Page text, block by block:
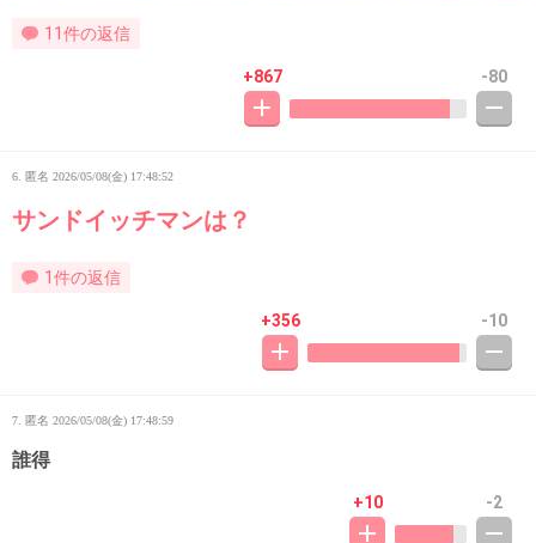
11件の返信
+867 -80
6. 匿名 2026/05/08(金) 17:48:52
サンドイッチマンは？
1件の返信
+356 -10
7. 匿名 2026/05/08(金) 17:48:59
誰得
+10 -2